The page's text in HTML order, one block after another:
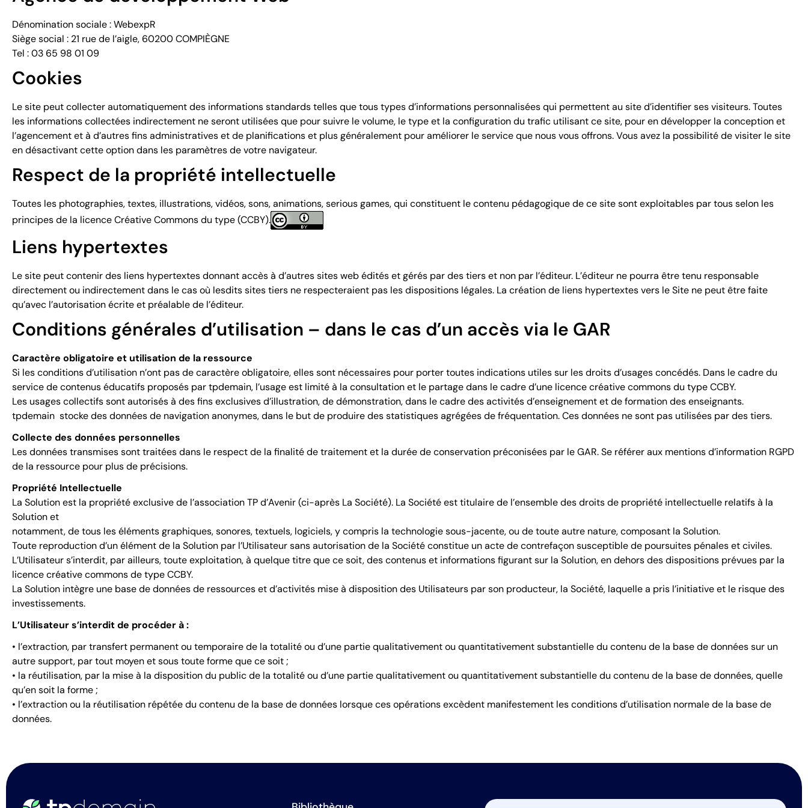
Dénomination sociale : WebexpR
Siège social : 21 rue de l’aigle, 60200 COMPIÈGNE
Tel : 03 65 98 01 09
Cookies
Le site peut collecter automatiquement des informations standards telles que tous types d’informations personnalisées qui permettent au site d’identifier ses visiteurs. Toutes
les informations collectées indirectement ne seront utilisées que pour suivre le volume, le type et la configuration du trafic utilisant ce site, pour en développer la conception et
l’agencement et à d’autres fins administratives et de planifications et plus généralement pour améliorer le service que nous vous offrons. Vous avez la possibilité de visiter le site
en désactivant cette option dans les paramètres de votre navigateur.
Respect de la propriété intellectuelle
Toutes les photographies, textes, illustrations, vidéos, sons, animations, serious games, qui constituent le contenu pédagogique de ce site sont exploitables par tous selon les
principes de la licence Créative Commons du type (CCBY).
Liens hypertextes
Le site peut contenir des liens hypertextes donnant accès à d’autres sites web édités et gérés par des tiers et non par l’éditeur. L’éditeur ne pourra être tenu responsable
directement ou indirectement dans le cas où lesdits sites tiers ne respecteraient pas les dispositions légales. La création de liens hypertextes vers le Site ne peut être faite
qu’avec l’autorisation écrite et préalable de l’éditeur.
Conditions générales d’utilisation – dans le cas d’un accès via le GAR
Caractère obligatoire et utilisation de la ressource
Si les conditions d’utilisation n’ont pas de caractère obligatoire, elles sont nécessaires pour porter toutes indications utiles sur les droits d’usages concédés. Dans le cadre du
service de contenus éducatifs proposés par tpdemain, l’usage est limité à la consultation et le partage dans le cadre d’une licence créative commons du type CCBY.
Les usages collectifs sont autorisés à des fins exclusives d’illustration, de démonstration, dans le cadre des activités d’enseignement et de formation des enseignants.
tpdemain stocke des données de navigation anonymes, dans le but de produire des statistiques agrégées de fréquentation. Ces données ne sont pas utilisées par des tiers.
Collecte des données personnelles
Les données transmises sont traitées dans le respect de la finalité de traitement et la durée de conservation préconisées par le GAR. Se référer aux mentions d’information RGPD
de la ressource pour plus de précisions.
Propriété Intellectuelle
La Solution est la propriété exclusive de l’association TP d’Avenir (ci-après La Société). La Société est titulaire de l’ensemble des droits de propriété intellectuelle relatifs à la
Solution et
notamment, de tous les éléments graphiques, sonores, textuels, logiciels, y compris la technologie sous-jacente, ou de toute autre nature, composant la Solution.
Toute reproduction d’un élément de la Solution par l’Utilisateur sans autorisation de la Société constitue un acte de contrefaçon susceptible de poursuites pénales et civiles.
L’Utilisateur s’interdit, par ailleurs, toute exploitation, à quelque titre que ce soit, des contenus et informations figurant sur la Solution, en dehors des dispositions prévues par la
licence créative commons de type CCBY.
La Solution intègre une base de données de ressources et d’activités mise à disposition des Utilisateurs par son producteur, la Société, laquelle a pris l’initiative et le risque des
investissements.
L’Utilisateur s’interdit de procéder à :
• l’extraction, par transfert permanent ou temporaire de la totalité ou d’une partie qualitativement ou quantitativement substantielle du contenu de la base de données sur un
autre support, par tout moyen et sous toute forme que ce soit ;
• la réutilisation, par la mise à la disposition du public de la totalité ou d’une partie qualitativement ou quantitativement substantielle du contenu de la base de données, quelle
qu’en soit la forme ;
• l’extraction ou la réutilisation répétée du contenu de la base de données lorsque ces opérations excèdent manifestement les conditions d’utilisation normale de la base de
données.